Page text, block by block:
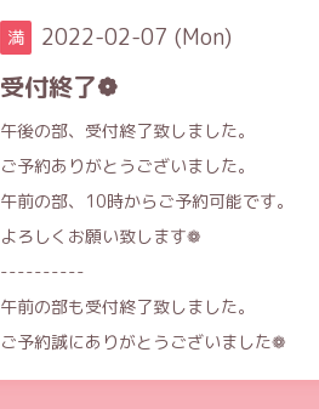
満 2022-02-07 (Mon)
受付終了❁
午後の部、受付終了致しました。
ご予約ありがとうございました。
午前の部、10時からご予約可能です。
よろしくお願い致します❁
----------
午前の部も受付終了致しました。
ご予約誠にありがとうございました❁